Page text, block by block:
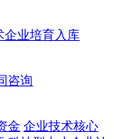
企业培育入库
咨询
金 企业技术核心